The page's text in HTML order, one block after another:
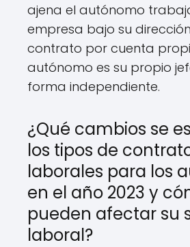
ajena el autónomo
empresa bajo su
contrato por cuenta
autónomo es su propio
forma independiente.
¿Qué cambios se
los tipos de
laborales para los
en el año 2023 y
pueden afectar su
laboral?